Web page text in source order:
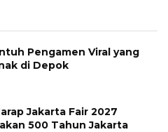
Pengamen Viral yang
di Depok
Jakarta Fair 2027
500 Tahun Jakarta